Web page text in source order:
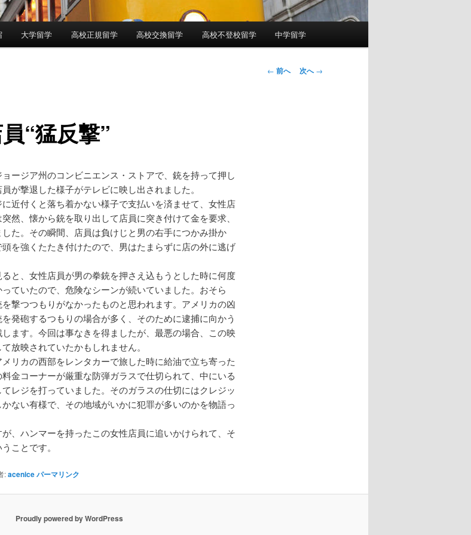
大学留学 高校正規留学 高校交換留学 高校不登校留学 中学留学
投
← 前へ 次へ→
“猛反撃”
ージア州のコンビニエンス・ストアで、銃を持って押し
が撃退した様子がテレビに映し出されました。
近付くと落ち着かない様子で支払いを済ませて、女性店
然、懐から銃を取り出して店員に突き付けて金を要求、
た。その瞬間、店員は負けじと男の右手につかみ掛か
を強くたたき付けたので、男はたまらずに店の外に逃げ
と、女性店員が男の拳銃を押さえ込もうとした時に何度
ていたので、危険なシーンが続いていました。おそら
撃つつもりがなかったものと思われます。アメリカの凶
発砲するつもりの場合が多く、そのために逮捕に向かう
ます。今回は事なきを得ましたが、最悪の場合、この映
放映されていたかもしれません。
リカの西部をレンタカーで旅した時に給油で立ち寄った
金コーナーが厳重な防弾ガラスで仕切られて、中にいる
レジを打っていました。そのガラスの仕切にはクレジッ
ない有様で、その地域がいかに犯罪が多いのかを物語っ
、ハンマーを持ったこの女性店員に追いかけられて、そ
ことです。
:aceniceパーマリンク
Proudly powered by WordPress